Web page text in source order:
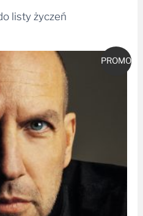
listy życzeń
PROMO
Pierwotna
cena
wynosiła:
Aktualna
cena
wynosi:
64,99 zł.